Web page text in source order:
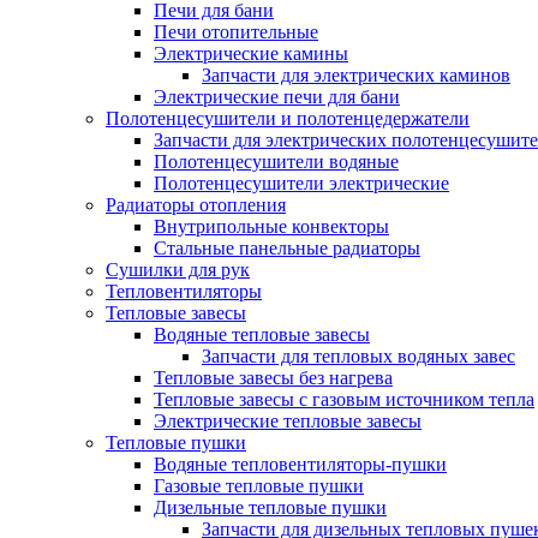
Печи для бани
Печи отопительные
Электрические камины
Запчасти для электрических каминов
Электрические печи для бани
Полотенцесушители и полотенцедержатели
Запчасти для электрических
Полотенцесушители водяные
Полотенцесушители электрические
Радиаторы отопления
Внутрипольные конвекторы
Стальные панельные радиаторы
Сушилки для рук
Тепловентиляторы
Тепловые завесы
Водяные тепловые завесы
Запчасти для тепловых водяных завес
Тепловые завесы без нагрева
Тепловые завесы с газовым источником тепла
Электрические тепловые завесы
Тепловые пушки
Водяные тепловентиляторы-пушки
Газовые тепловые пушки
Дизельные тепловые пушки
Запчасти для дизельных тепловых